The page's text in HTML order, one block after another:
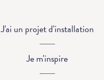
J'ai un projet d'installation
Je m'inspire